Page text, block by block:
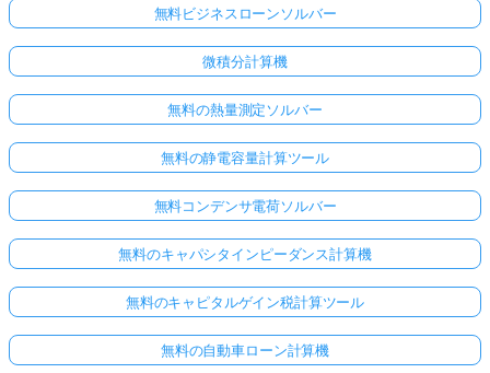
無料ビジネスローンソルバー
微積分計算機
無料の熱量測定ソルバー
無料の静電容量計算ツール
無料コンデンサ電荷ソルバー
無料のキャパシタインピーダンス計算機
無料のキャピタルゲイン税計算ツール
無料の自動車ローン計算機